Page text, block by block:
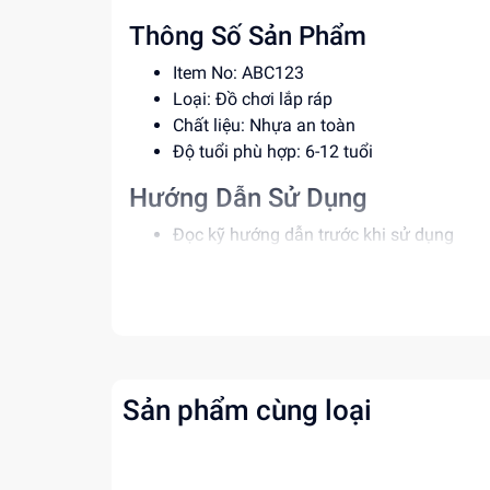
Thông Số Sản Phẩm
Item No: ABC123
Loại: Đồ chơi lắp ráp
Chất liệu: Nhựa an toàn
Độ tuổi phù hợp: 6-12 tuổi
Hướng Dẫn Sử Dụng
Đọc kỹ hướng dẫn trước khi sử dụng
Rèn luyện kỹ năng giải quyết vấn đề
Tăng cường khả năng phối hợp tay mắt
Sản phẩm cùng loại